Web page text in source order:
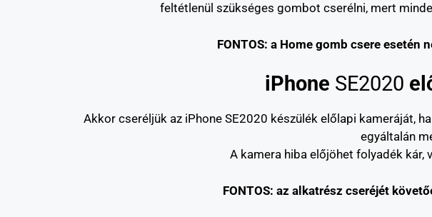
feltétlenül szükséges gombot cserélni, mert
FONTOS: a Home gomb csere
iPhone SE2020
Akkor cseréljük az iPhone SE2020 készülék előlapi kameráját,
egyáltalán
A kamera hiba előjöhet folyadék kár,
FONTOS: az alkatrész cseréjét